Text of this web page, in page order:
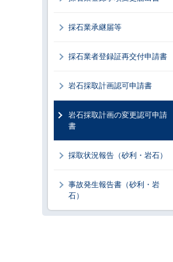
採石業承継届等
採石業者登録証再交付申請書
岩石採取計画認可申請書
岩石採取計画の変更認可申請
書
採取状況報告（砂利・岩石）
事故発生報告書（砂利・岩
石）